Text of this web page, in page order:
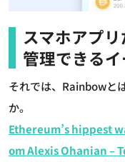
スマホアプ
管理できる
それでは、Rainbowと
か。
Ethereum’s hippest
om Alexis Ohanian –